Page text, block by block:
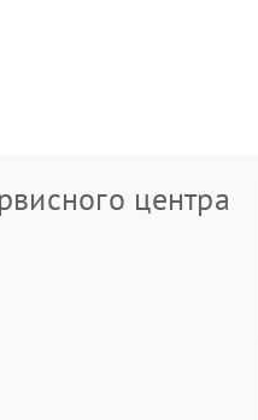
центра